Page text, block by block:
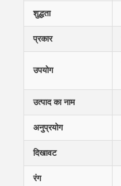
शुद्धता
प्रकार
उपयोग
उत्पाद का नाम
अनुप्रयोग
दिखावट
रंग